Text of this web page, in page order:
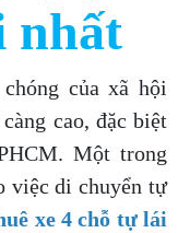
nhất
của xã hội
cao, đặc biệt
Một trong
việc di chuyển tự
xe 4 chỗ tự lái